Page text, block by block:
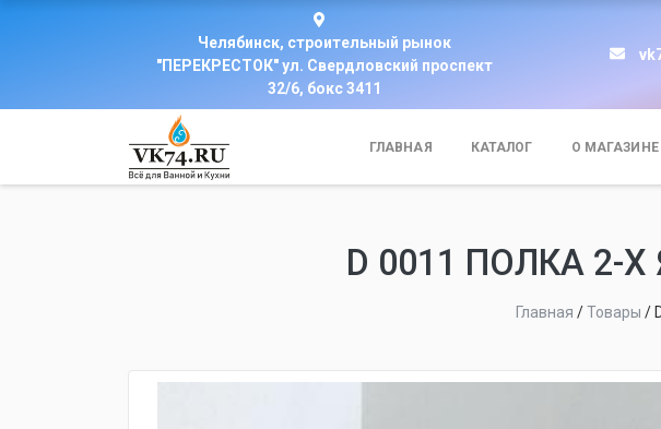
Челябинск, строительный рынок
"ПЕРЕКРЕСТОК" ул. Свердловский проспект
32/6, бокс 3411
ГЛАВНАЯ КАТАЛОГ О МАГАЗИНЕ
D 0011 ПОЛКА 2-
Главная /Товары /